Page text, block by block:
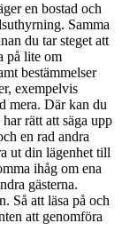
en bostad och
Samma
du tar steget att
på lite om
bestämmelser
exempelvis
mera. Där kan du
rätt att säga upp
en rad andra
ut din lägenhet till
ihåg om ena
gästerna.
Så att läsa på och
att genomföra